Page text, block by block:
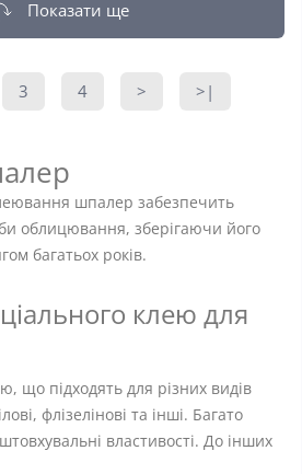
Показати ще
3 4 > >|
шпалер забезпечить
облицювання, зберігаючи його
багатьох років.
клею для
що підходять для різних видів
флізелінові та інші. Багато
властивості. До інших